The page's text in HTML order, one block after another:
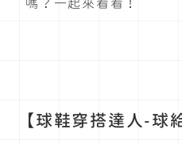
嗎？一起來看看！
【球鞋穿搭達人-球